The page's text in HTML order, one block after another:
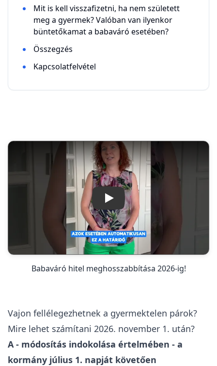
Mit is kell visszafizetni, ha nem született
meg a gyermek? Valóban van ilyenkor
büntetőkamat a babaváró esetében?
Összegzés
Kapcsolatfelvétel
Lejátszás
Babaváró hitel meghosszabbítása 2026-ig!
Vajon fellélegezhetnek a gyermektelen párok?
Mire lehet számítani 2026. november 1. után?
A - módosítás indokolása értelmében - a
kormány július 1. napját követően